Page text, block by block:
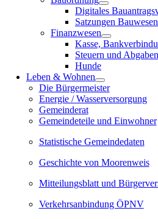
Digitales
Satzungen Bauwesen
Finanzwesen
Kasse,
Steuern und Abgaben
Hunde
Leben & Wohnen
Die Bürgermeister
Energie / Wasserversorgung
Gemeinderat
Gemeindeteile und Einwohner
Statistische Gemeindedaten
Geschichte von Moorenweis
Mitteilungsblatt und
Verkehrsanbindung ÖPNV